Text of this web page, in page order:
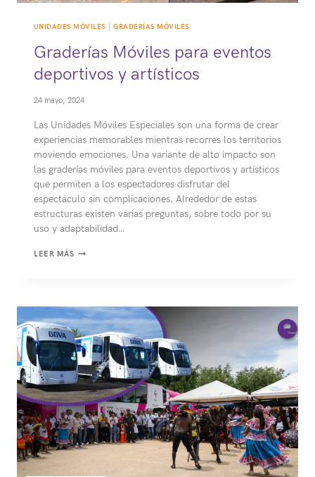
UNIDADES MÓVILES |GRADERÍAS MÓVILES
Graderías Móviles para eventos
deportivos y artísticos
24 mayo, 2024
Las Unidades Móviles Especiales son una forma de crear
experiencias memorables mientras recorres los territorios
moviendo emociones. Una variante de alto impacto son
las graderías móviles para eventos deportivos y artísticos
que permiten a los espectadores disfrutar del
espectáculo sin complicaciones. Alrededor de estas
estructuras existen varias preguntas, sobre todo por su
uso y adaptabilidad…
LEER MÁSGRADERÍAS
DEPORTIVOS
Y
ARTÍSTICOS